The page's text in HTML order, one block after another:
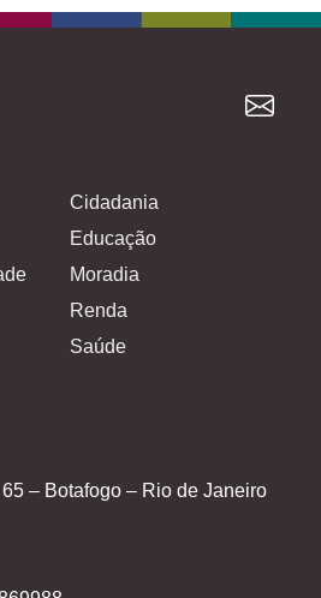
Cidadania
Educação
Moradia
Renda
Saúde
– Botafogo – Rio de Janeiro